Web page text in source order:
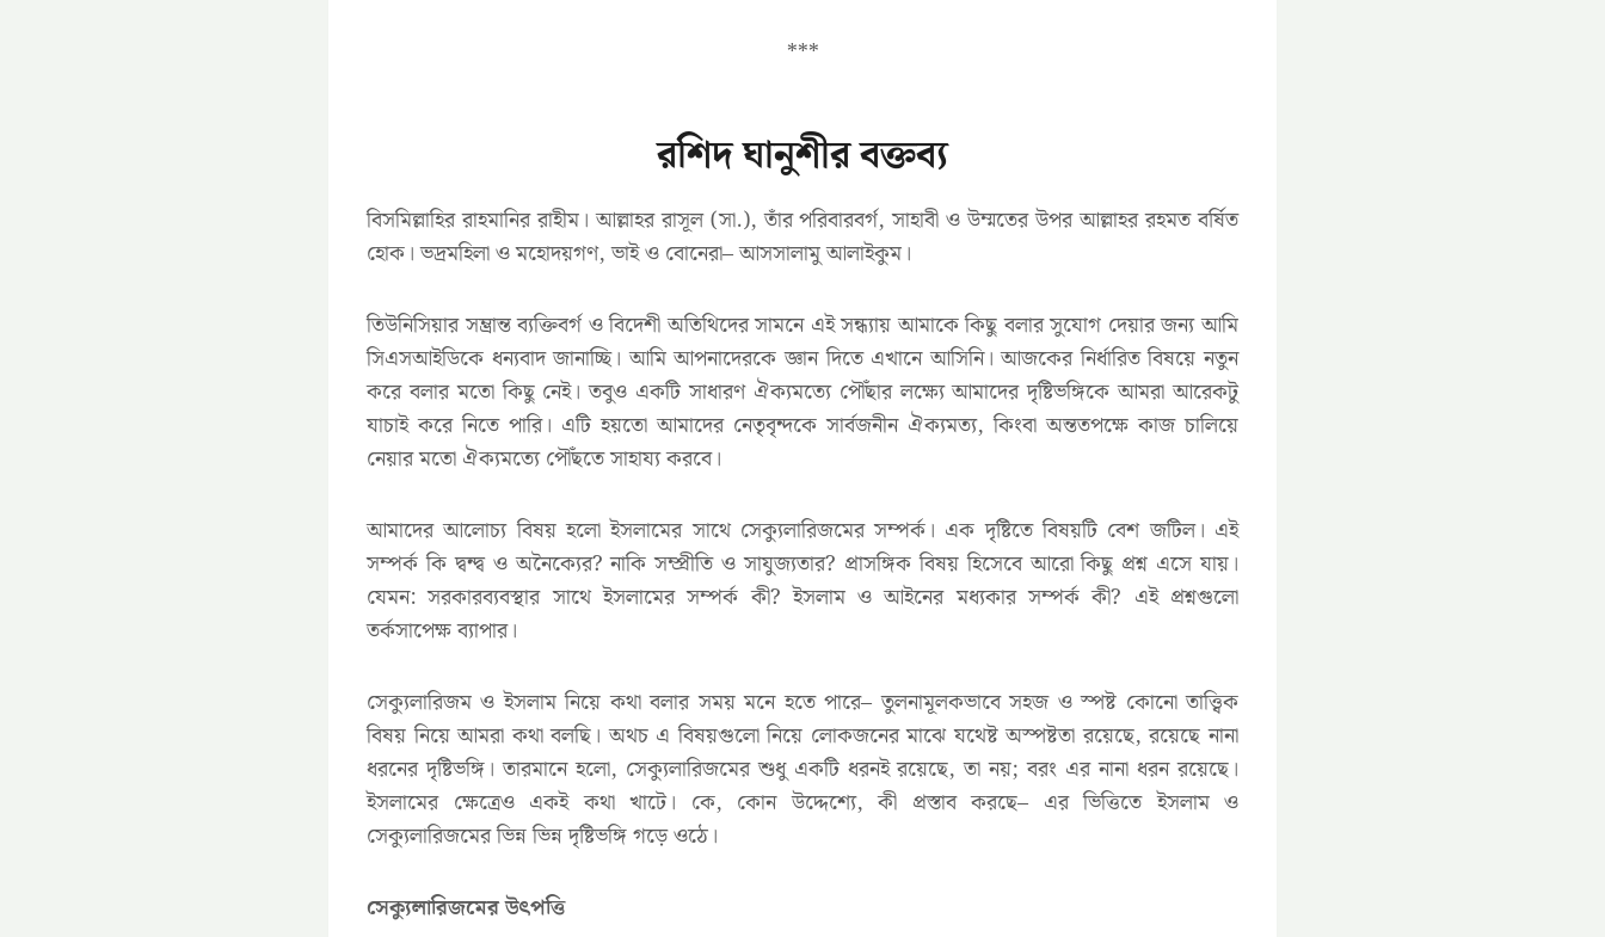
***
রশিদ ঘানুশীর বক্তব্য
বিসমিল্লাহির রাহমানির রাহীম। আল্লাহর রাসূল (সা.), তাঁর পরিবারবর্গ, সাহাবী ও উম্মতের উপর আল্লাহর রহমত বর্ষিত
হোক। ভদ্রমহিলা ও মহোদয়গণ, ভাই ও বোনেরা– আসসালামু আলাইকুম।
তিউনিসিয়ার সম্ভ্রান্ত ব্যক্তিবর্গ ও বিদেশী অতিথিদের সামনে এই সন্ধ্যায় আমাকে কিছু বলার সুযোগ দেয়ার জন্য আমি
সিএসআইডিকে ধন্যবাদ জানাচ্ছি। আমি আপনাদেরকে জ্ঞান দিতে এখানে আসিনি। আজকের নির্ধারিত বিষয়ে নতুন
করে বলার মতো কিছু নেই। তবুও একটি সাধারণ ঐক্যমত্যে পৌঁছার লক্ষ্যে আমাদের দৃষ্টিভঙ্গিকে আমরা আরেকটু
যাচাই করে নিতে পারি। এটি হয়তো আমাদের নেতৃবৃন্দকে সার্বজনীন ঐক্যমত্য, কিংবা অন্ততপক্ষে কাজ চালিয়ে
নেয়ার মতো ঐক্যমত্যে পৌঁছতে সাহায্য করবে।
আমাদের আলোচ্য বিষয় হলো ইসলামের সাথে সেক্যুলারিজমের সম্পর্ক। এক দৃষ্টিতে বিষয়টি বেশ জটিল। এই
সম্পর্ক কি দ্বন্দ্ব ও অনৈক্যের? নাকি সম্প্রীতি ও সাযুজ্যতার? প্রাসঙ্গিক বিষয় হিসেবে আরো কিছু প্রশ্ন এসে যায়।
যেমন: সরকারব্যবস্থার সাথে ইসলামের সম্পর্ক কী? ইসলাম ও আইনের মধ্যকার সম্পর্ক কী? এই প্রশ্নগুলো
তর্কসাপেক্ষ ব্যাপার।
সেক্যুলারিজম ও ইসলাম নিয়ে কথা বলার সময় মনে হতে পারে– তুলনামূলকভাবে সহজ ও স্পষ্ট কোনো তাত্ত্বিক
বিষয় নিয়ে আমরা কথা বলছি। অথচ এ বিষয়গুলো নিয়ে লোকজনের মাঝে যথেষ্ট অস্পষ্টতা রয়েছে, রয়েছে নানা
ধরনের দৃষ্টিভঙ্গি। তারমানে হলো, সেক্যুলারিজমের শুধু একটি ধরনই রয়েছে, তা নয়; বরং এর নানা ধরন রয়েছে।
ইসলামের ক্ষেত্রেও একই কথা খাটে। কে, কোন উদ্দেশ্যে, কী প্রস্তাব করছে– এর ভিত্তিতে ইসলাম ও
সেক্যুলারিজমের ভিন্ন ভিন্ন দৃষ্টিভঙ্গি গড়ে ওঠে।
সেক্যুলারিজমের উৎপত্তি